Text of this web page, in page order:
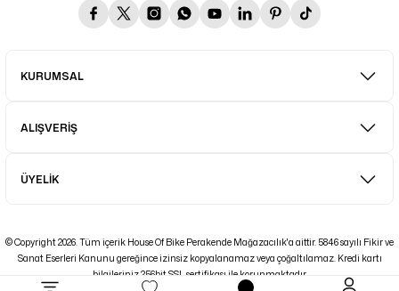
KURUMSAL
ALIŞVERİŞ
ÜYELİK
© Copyright 2026. Tüm içerik House Of Bike Perakende Mağazacılık'a aittir. 5846 sayılı Fikir ve
Sanat Eserleri Kanunu gereğince izinsiz kopyalanamaz veya çoğaltılamaz. Kredi kartı
bilgileriniz 256bit SSL sertifikası ile korunmaktadır.